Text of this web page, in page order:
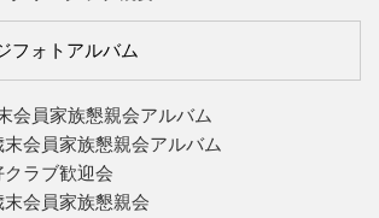
フォトアルバム
会員家族懇親会アルバム
末会員家族懇親会アルバム
クラブ歓迎会
末会員家族懇親会